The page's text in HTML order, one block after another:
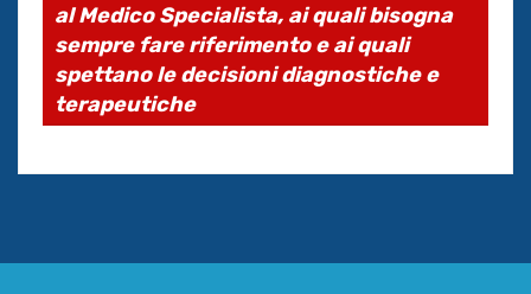
al Medico Specialista, ai quali bisogna
sempre fare riferimento e ai quali
spettano le decisioni diagnostiche e
terapeutiche